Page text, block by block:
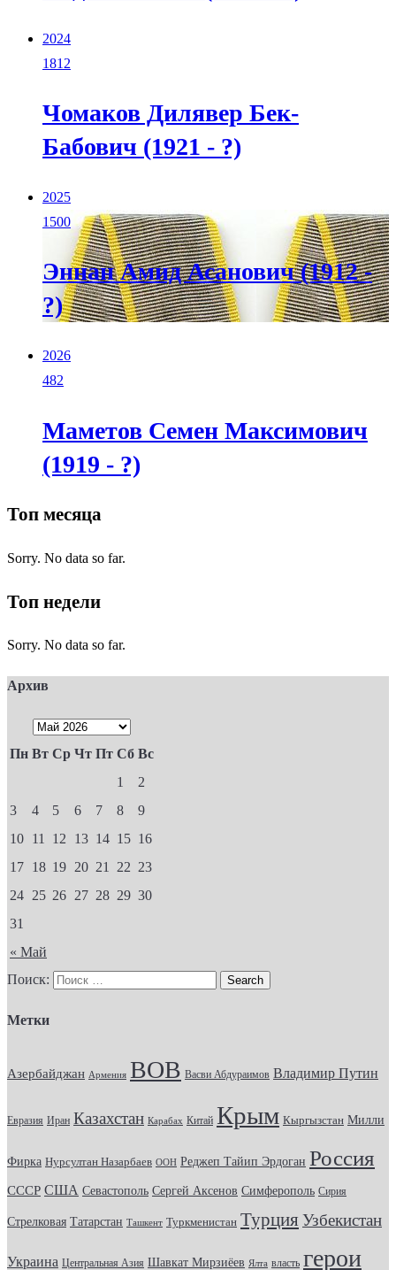
2024
1812
Чомаков Дилявер Бек-
Бабович (1921 - ?)
2025
1500
Эннан Амид Асанович (1912 -
?)
2026
482
Маметов Семен Максимович
(1919 - ?)
Топ месяца
Sorry. No data so far.
Топ недели
Sorry. No data so far.
Архив
Пн Вт Ср Чт Пт Сб Вс
« Май
1
2
3
4 5 6 7 8
9
10 11 12 13 14 15 16
17 18 19 20 21 22 23
24 25 26 27 28 29 30
31
Поиск:
Метки
Азербайджан Армения ВОВ Васви Абдураимов Владимир Путин
Евразия Иран Казахстан Карабах Китай Крым Кыргызстан Милли
Фирка Нурсултан Назарбаев ООН Реджеп Тайип Эрдоган Россия
СССР США Севастополь Сергей Аксенов Симферополь Сирия
Стрелковая Татарстан Ташкент Туркменистан Турция Узбекистан
Украина Центральная Азия Шавкат Мирзиёев Ялта власть герои